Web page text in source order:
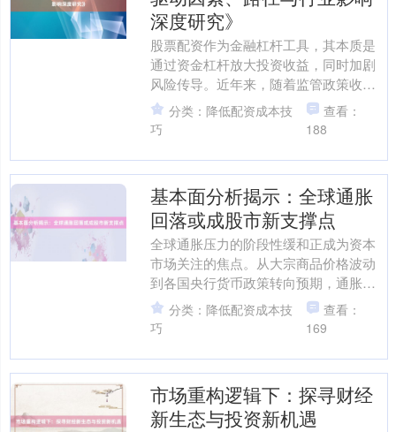
深度研究》
股票配资作为金融杠杆工具，其本质是
通过资金杠杆放大投资收益，同时加剧
风险传导。近年来，随着监管政策收
紧、技术手段升级以及投资者结构变
化，配资行业的投资逻辑正经历....
分类：降低配资成本技
巧
查看：
188
基本面分析揭示：全球通胀
回落或成股市新支撑点
全球通胀压力的阶段性缓和正成为资本
市场关注的焦点。从大宗商品价格波动
到各国央行货币政策转向预期，通胀回
落信号已渗透至多个经济领域，并逐步
重塑股市投资逻辑。近期市....
分类：降低配资成本技
巧
查看：
169
市场重构逻辑下：探寻财经
新生态与投资新机遇